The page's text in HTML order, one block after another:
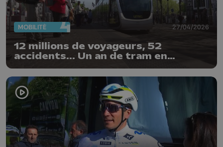
MOBILITÉ 27/04/2026
12 millions de voyageurs, 52
accidents... Un an de tram en
chiffres